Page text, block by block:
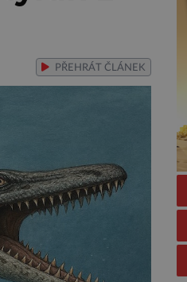
PŘEHRÁT ČLÁNEK